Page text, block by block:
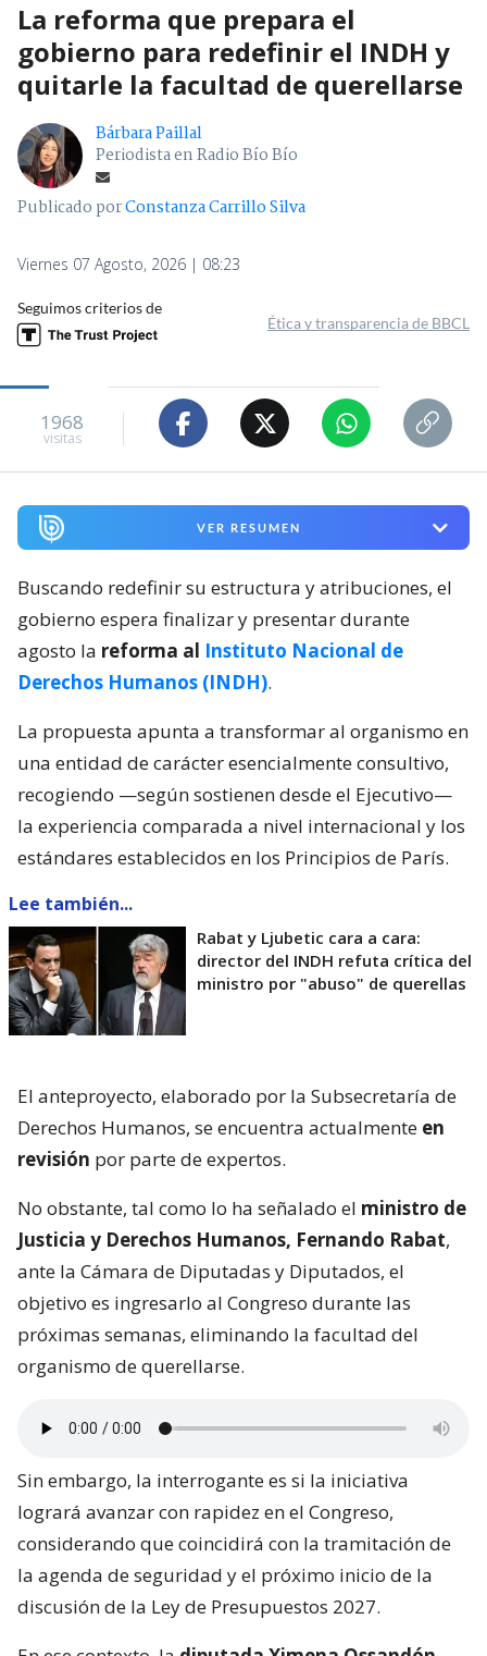
La reforma que prepara el
gobierno para redefinir el INDH y
quitarle la facultad de querellarse
Bárbara Paillal
Periodista en Radio Bío Bío
Publicado porConstanza Carrillo Silva
Viernes 07 Agosto, 2026 | 08:23
Seguimos criterios de
Ética y transparencia de BBCL
1968
visitas
VER RESUMEN
Buscando redefinir su estructura y atribuciones, el
gobierno espera finalizar y presentar durante
agosto la reforma al Instituto Nacional de
Derechos Humanos (INDH).
La propuesta apunta a transformar al organismo en
una entidad de carácter esencialmente consultivo,
recogiendo —según sostienen desde el Ejecutivo—
la experiencia comparada a nivel internacional y los
estándares establecidos en los Principios de París.
Lee también...
Rabat y Ljubetic cara a cara:
director del INDH refuta crítica del
ministro por "abuso" de querellas
El anteproyecto, elaborado por la Subsecretaría de
Derechos Humanos, se encuentra actualmente en
revisión por parte de expertos.
No obstante, tal como lo ha señalado el ministro de
Justicia y Derechos Humanos, Fernando Rabat,
ante la Cámara de Diputadas y Diputados, el
objetivo es ingresarlo al Congreso durante las
próximas semanas, eliminando la facultad del
organismo de querellarse.
Sin embargo, la interrogante es si la iniciativa
logrará avanzar con rapidez en el Congreso,
considerando que coincidirá con la tramitación de
la agenda de seguridad y el próximo inicio de la
discusión de la Ley de Presupuestos 2027.